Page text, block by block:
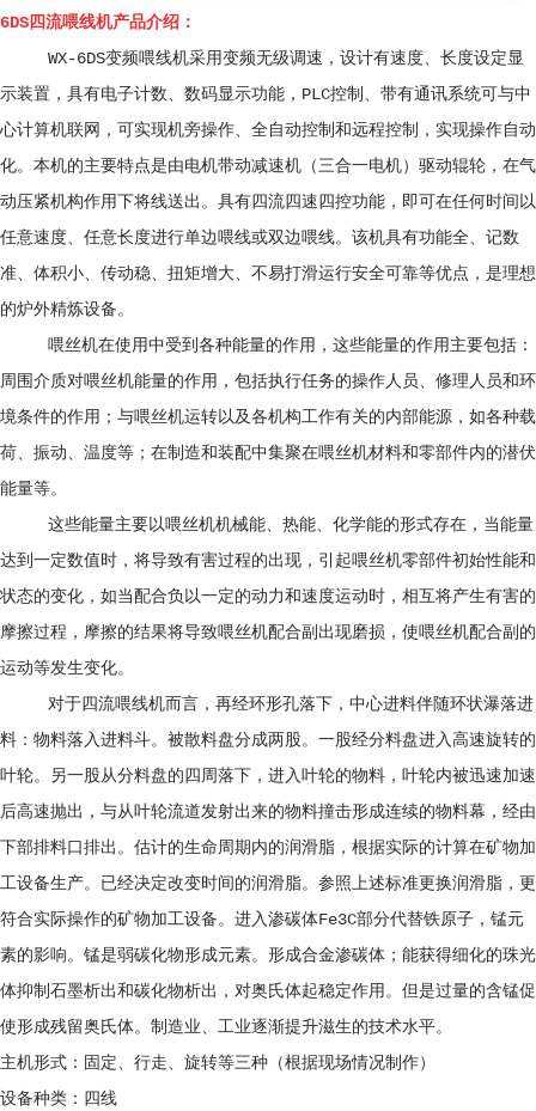
6DS四流喂线机产品介绍：
WX-6DS变频喂线机采用变频无级调速，设计有速度、长度设定显
示装置，具有电子计数、数码显示功能，PLC控制、带有通讯系统可与中
心计算机联网，可实现机旁操作、全自动控制和远程控制，实现操作自动
化。本机的主要特点是由电机带动减速机（三合一电机）驱动辊轮，在气
动压紧机构作用下将线送出。具有四流四速四控功能，即可在任何时间以
任意速度、任意长度进行单边喂线或双边喂线。该机具有功能全、记数
准、体积小、传动稳、扭矩增大、不易打滑运行安全可靠等优点，是理想
的炉外精炼设备。
喂丝机在使用中受到各种能量的作用，这些能量的作用主要包括：
周围介质对喂丝机能量的作用，包括执行任务的操作人员、修理人员和环
境条件的作用；与喂丝机运转以及各机构工作有关的内部能源，如各种载
荷、振动、温度等；在制造和装配中集聚在喂丝机材料和零部件内的潜伏
能量等。
这些能量主要以喂丝机机械能、热能、化学能的形式存在，当能量
达到一定数值时，将导致有害过程的出现，引起喂丝机零部件初始性能和
状态的变化，如当配合负以一定的动力和速度运动时，相互将产生有害的
摩擦过程，摩擦的结果将导致喂丝机配合副出现磨损，使喂丝机配合副的
运动等发生变化。
对于四流喂线机而言，再经环形孔落下，中心进料伴随环状瀑落进
料：物料落入进料斗。被散料盘分成两股。一股经分料盘进入高速旋转的
叶轮。另一股从分料盘的四周落下，进入叶轮的物料，叶轮内被迅速加速
后高速抛出，与从叶轮流道发射出来的物料撞击形成连续的物料幕，经由
下部排料口排出。估计的生命周期内的润滑脂，根据实际的计算在矿物加
工设备生产。已经决定改变时间的润滑脂。参照上述标准更换润滑脂，更
符合实际操作的矿物加工设备。进入渗碳体Fe3C部分代替铁原子，锰元
素的影响。锰是弱碳化物形成元素。形成合金渗碳体；能获得细化的珠光
体抑制石墨析出和碳化物析出，对奥氏体起稳定作用。但是过量的含锰促
使形成残留奥氏体。制造业、工业逐渐提升滋生的技术水平。
主机形式：固定、行走、旋转等三种（根据现场情况制作）
设备种类：四线